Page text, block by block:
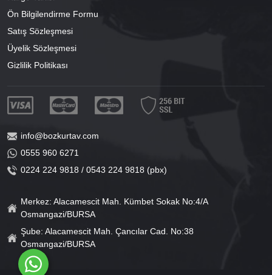
Ön Bilgilendirme Formu
Satış Sözleşmesi
Üyelik Sözleşmesi
Gizlilik Politikası
info@bozkurtav.com
0555 960 6271
0224 224 9818 / 0543 224 9818 (pbx)
Merkez: Alacamescit Mah. Kümbet Sokak No:4/A
Osmangazi/BURSA
Şube: Alacamescit Mah. Çancılar Cad. No:38
Osmangazi/BURSA